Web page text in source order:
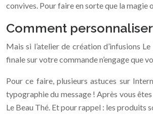
convives. Pour faire en sorte que la
Comment
Mais si l’atelier de création d’infusions
finale sur votre commande n’engage que
Pour ce faire, plusieurs astuces sur
typographie du message ! Après vous
Le Beau Thé. Et pour rappel : les produits